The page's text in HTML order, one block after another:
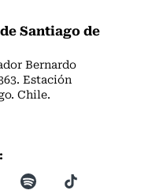
Santiago de
Bernardo
Estación
Chile.